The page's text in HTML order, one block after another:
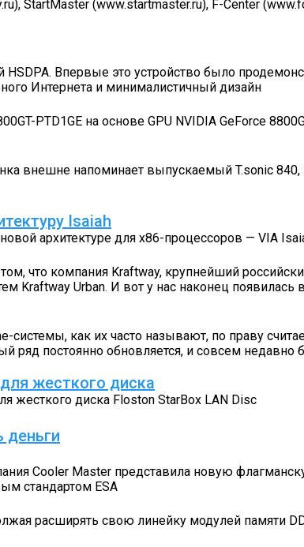
StartMaster (www.startmaster.ru), F-Center
HSDPA. Впервые это устройство было
Интернета и минималистичный дизайн
PTD1GE на основе GPU NVIDIA GeForce
внешне напоминает выпускаемый T.sonic 840,
Isaiah
архитектуре для х86-процессоров — VIA
что компания Kraftway, крупнейший
Kraftway Urban. И вот у нас наконец
как их часто называют, по праву
ряд постоянно обновляется, и совсем недавно
жесткого диска
жесткого диска Floston StarBox LAN Disc
деньги
Cooler Master представила новую
стандартом ESA
расширять свою линейку модулей памяти